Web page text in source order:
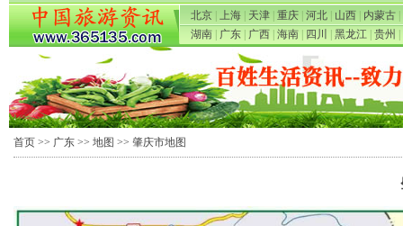
北京 上海 天津 重庆 河北 山西 内蒙古
湖南
广东 广西 海南 四川 黑龙江 贵州
首页 >> 广东 >> 地图 >> 肇庆市地图